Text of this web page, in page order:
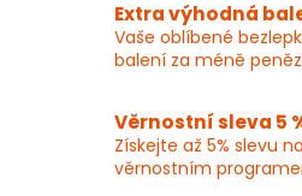
Extra výhodná
Vaše oblíbené
balení za méně
Věrnostní sleva 5
Získejte až 5% slevu
věrnostním